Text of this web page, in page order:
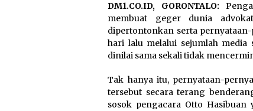
DM1.CO.ID, GORONTALO:
membuat geger dunia
dipertontonkan serta
hari lalu melalui sejumlah media
dinilai sama sekali tidak
Tak hanya itu, pernyataan-
tersebut secara terang
sosok pengacara Otto